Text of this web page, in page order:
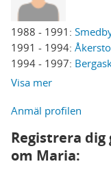
1988 - 1991:
1991 - 1994:
1994 - 1997:
Visa mer
Anmäl profilen
Registrera
om Maria: